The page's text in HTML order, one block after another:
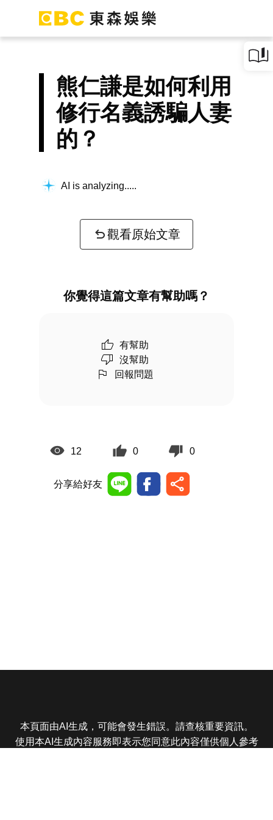
熊仁謙是如何利用
修行名義誘騙人妻
的？
AI is analyzing...
觀看原始文章
你覺得這篇文章有幫助嗎？
有幫助
沒幫助
回報問題
12 0 0
分享給好友
本頁面由AI生成，可能會發生錯誤。請查核重要資訊。
使用本AI生成內容服務即表示您同意此內容僅供個人參考